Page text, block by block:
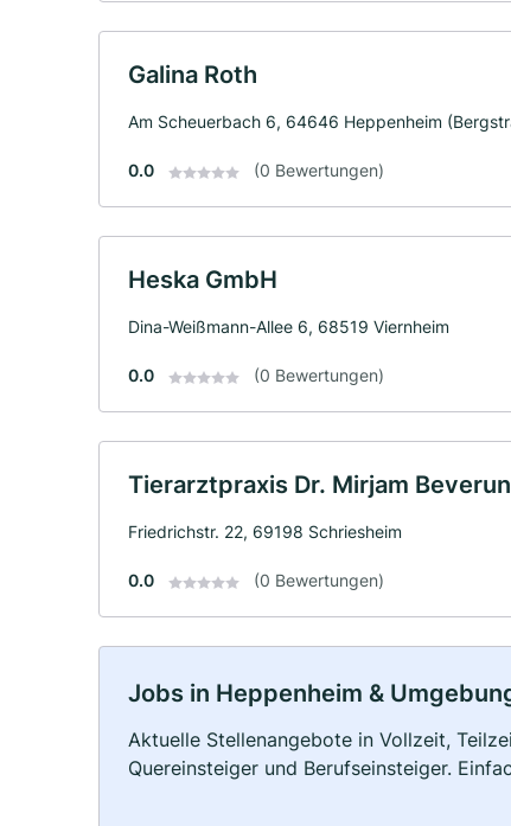
Galina Roth
Am Scheuerbach 6, 64646 Heppenheim
0.0 (0 Bewertungen)
Heska GmbH
Dina-Weißmann-Allee 6, 68519 Viernheim
0.0 (0 Bewertungen)
Tierarztpraxis Dr. Mirjam
Friedrichstr. 22, 69198 Schriesheim
0.0 (0 Bewertungen)
Jobs in Heppenheim &
Aktuelle Stellenangebote in Vollzeit,
Quereinsteiger und Berufseinsteiger.